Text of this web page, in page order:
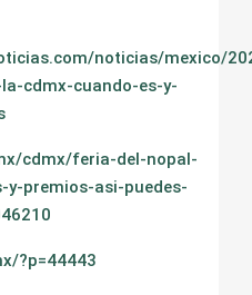
noticias/mexico/
cdmx-cuando-es-y-
cdmx/feria-del-nopal-
premios-asi-puedes-
?p=44443